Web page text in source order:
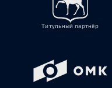
Титульный партнёр